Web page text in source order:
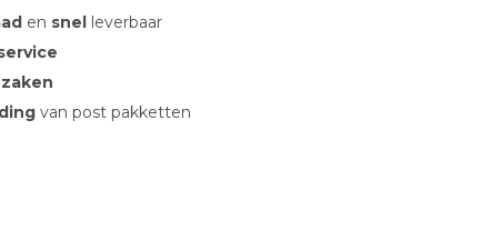
en snel leverbaar
van post pakketten